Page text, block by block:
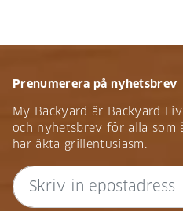
Prenumerera på nyhetsbrev
My Backyard är Backyard
och nyhetsbrev för alla som
har äkta grillentusiasm.